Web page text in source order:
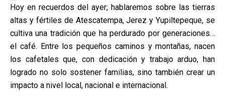
Hoy en recuerdos del ayer; hablaremos sobre las tierras
altas y fértiles de Atescatempa, Jerez y Yupiltepeque, se
cultiva una tradición que ha perdurado por generaciones…
el café. Entre los pequeños caminos y montañas, nacen
los cafetales que, con dedicación y trabajo arduo, han
logrado no solo sostener familias, sino también crear un
impacto a nivel local, nacional e internacional.